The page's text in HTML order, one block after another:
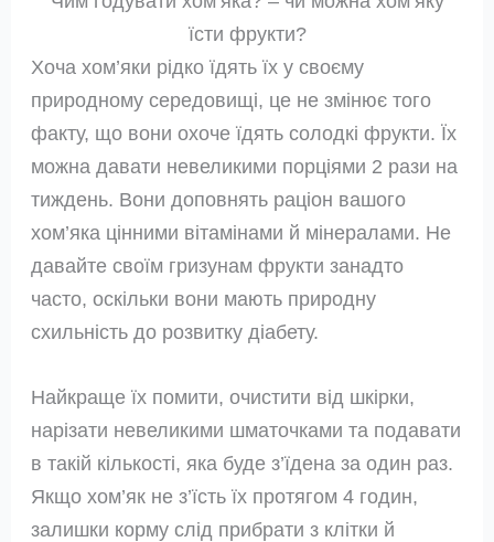
їсти фрукти?
Хоча хом’яки рідко їдять їх у своєму
природному середовищі, це не змінює того
факту, що вони охоче їдять солодкі фрукти. Їх
можна давати невеликими порціями 2 рази на
тиждень. Вони доповнять раціон вашого
хом’яка цінними вітамінами й мінералами. Не
давайте своїм гризунам фрукти занадто
часто, оскільки вони мають природну
схильність до розвитку діабету.
Найкраще їх помити, очистити від шкірки,
нарізати невеликими шматочками та подавати
в такій кількості, яка буде з’їдена за один раз.
Якщо хом’як не з’їсть їх протягом 4 годин,
залишки корму слід прибрати з клітки й